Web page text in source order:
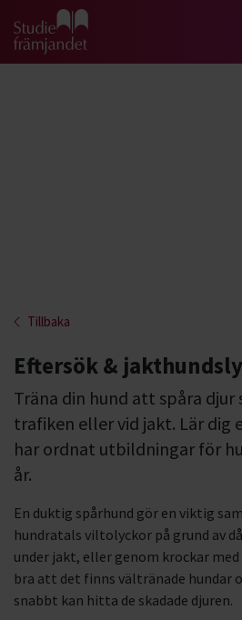
Gå till studiefrämjandets startsida
Tillbaka
Eftersök &
Träna din hund att spåra djur
trafiken eller vid jakt. Lär dig
har ordnat utbildningar för
år.
En duktig spårhund gör en viktig
hundratals viltolyckor på grund av
under jakt, eller genom krockar
bra att det finns vältränade hundar
snabbt kan hitta de skadade djuren.